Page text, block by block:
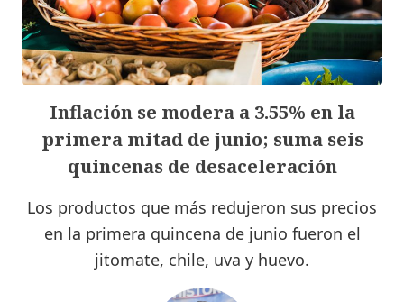
Inflación se modera a 3.55% en la
primera mitad de junio; suma seis
quincenas de desaceleración
Los productos que más redujeron sus precios
en la primera quincena de junio fueron el
jitomate, chile, uva y huevo.